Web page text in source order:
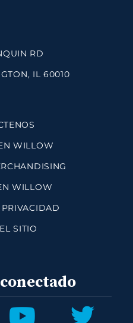
RD
IL 60010
WILLOW
WILLOW
SITIO